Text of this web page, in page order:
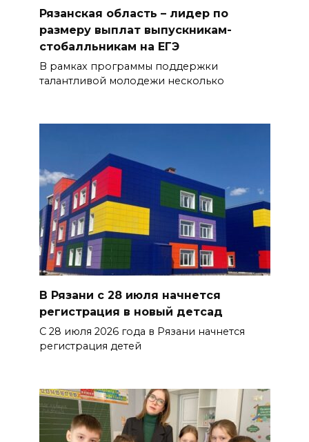
Рязанская область – лидер по
размеру выплат выпускникам-
стобалльникам на ЕГЭ
В рамках программы поддержки
талантливой молодежи несколько
В Рязани с 28 июля начнется
регистрация в новый детсад
С 28 июля 2026 года в Рязани начнется
регистрация детей